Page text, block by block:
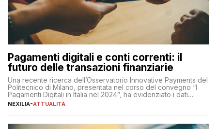
Pagamenti digitali e conti correnti: il
futuro delle transazioni finanziarie
Una recente ricerca dell’Osservatorio Innovative Payments del
Politecnico di Milano, presentata nel corso del convegno “I
Pagamenti Digitali in Italia nel 2024”, ha evidenziato i dati
definitivi del primo semestre 2024 relativamente alle
NEXILIA-ATTUALITÀ